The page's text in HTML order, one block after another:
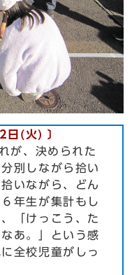
日(火) 〕
が、決められた
別しながら拾い
いながら、どん
年生が集計もし
「けっこう、た
あ。」という感
全校児童がしっ